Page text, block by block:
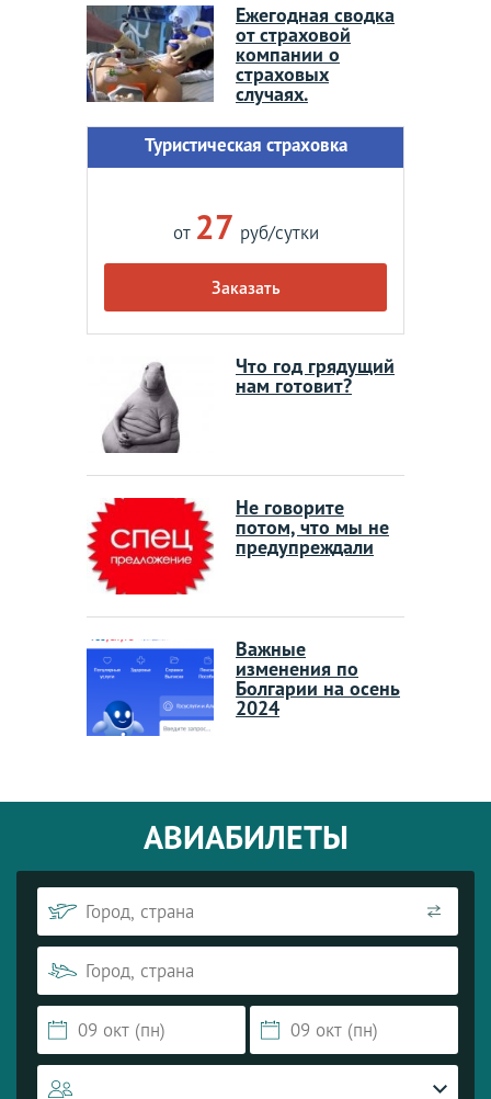
Ежегодная сводка
от страховой
компании о
страховых
случаях.
Туристическая страховка
от 27 руб/сутки
Заказать
Что год грядущий
нам готовит?
Не говорите
потом, что мы не
предупреждали
Важные
изменения по
Болгарии на осень
2024
АВИАБИЛЕТЫ